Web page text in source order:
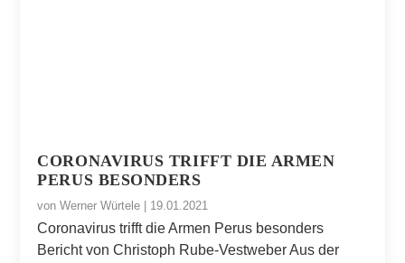
CORONAVIRUS TRIFFT DIE ARMEN
PERUS BESONDERS
vonWerner Würtele 19.01.2021
Coronavirus trifft die Armen Perus besonders
Bericht von Christoph Rube-Vestweber Aus der